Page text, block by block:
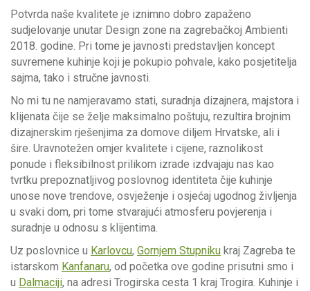
Potvrda naše kvalitete je iznimno dobro zapaženo
sudjelovanje unutar Design zone na zagrebačkoj Ambienti
2018. godine. Pri tome je javnosti predstavljen koncept
suvremene kuhinje koji je pokupio pohvale, kako posjetitelja
sajma, tako i stručne javnosti.
No mi tu ne namjeravamo stati, suradnja dizajnera, majstora i
klijenata čije se želje maksimalno poštuju, rezultira brojnim
dizajnerskim rješenjima za domove diljem Hrvatske, ali i
šire. Uravnotežen omjer kvalitete i cijene, raznolikost
ponude i fleksibilnost prilikom izrade izdvajaju nas kao
tvrtku prepoznatljivog poslovnog identiteta čije kuhinje
unose nove trendove, osvježenje i osjećaj ugodnog življenja
u svaki dom, pri tome stvarajući atmosferu povjerenja i
suradnje u odnosu s klijentima.
Uz poslovnice u Karlovcu, Gornjem Stupniku kraj Zagreba te
istarskom Kanfanaru, od početka ove godine prisutni smo i
u Dalmaciji, na adresi Trogirska cesta 1 kraj Trogira. Kuhinje i